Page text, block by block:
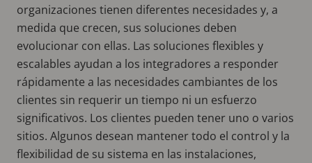
organizaciones tienen diferentes necesidades y, a
medida que crecen, sus soluciones deben
evolucionar con ellas. Las soluciones flexibles y
escalables ayudan a los integradores a responder
rápidamente a las necesidades cambiantes de los
clientes sin requerir un tiempo ni un esfuerzo
significativos. Los clientes pueden tener uno o varios
sitios. Algunos desean mantener todo el control y la
flexibilidad de su sistema en las instalaciones,